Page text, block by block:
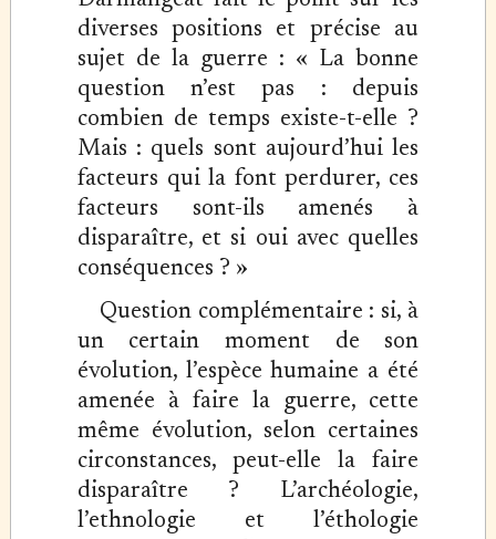
diverses positions et précise au
sujet de la guerre : « La bonne
question n’est pas : depuis
combien de temps existe-t-elle ?
Mais : quels sont aujourd’hui les
facteurs qui la font perdurer, ces
facteurs sont-ils amenés à
disparaître, et si oui avec quelles
conséquences ? »
Question complémentaire : si, à
un certain moment de son
évolution, l’espèce humaine a été
amenée à faire la guerre, cette
même évolution, selon certaines
circonstances, peut-elle la faire
disparaître ? L’archéologie,
l’ethnologie et l’éthologie